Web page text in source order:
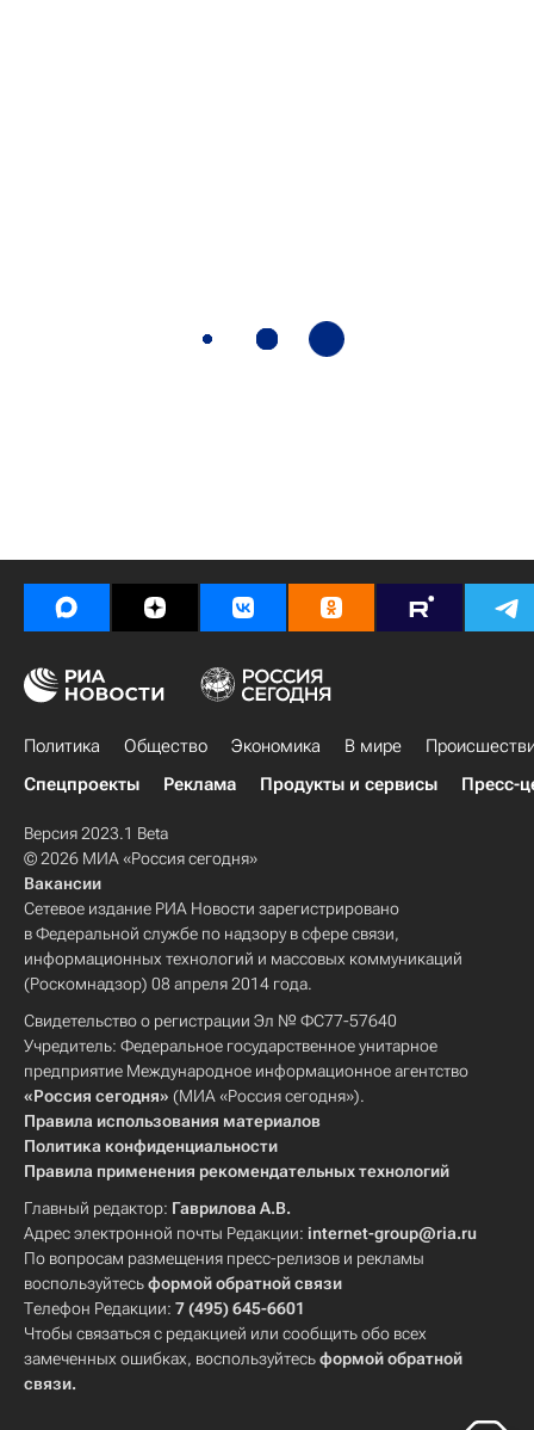
Политика Общество Экономика В мире
Спецпроекты
Реклама Продукты и сервисы Пресс-
Версия 2023.1 Beta
© 2026 МИА «Россия сегодня»
Вакансии
Сетевое издание РИА Новости зарегистрировано
в Федеральной службе по надзору в сфере связи,
информационных технологий и массовых коммуникаций
(Роскомнадзор) 08 апреля 2014 года.
Свидетельство о регистрации Эл № ФС77-57640
Учредитель: Федеральное государственное унитарное
предприятие Международное информационное агентство
«Россия сегодня» (МИА «Россия сегодня»).
Правила использования материалов
Политика конфиденциальности
Правила применения рекомендательных технологий
Главный редактор: Гаврилова А.В.
Адрес электронной почты Редакции: internet-group@ria.ru
По вопросам размещения пресс-релизов и рекламы
воспользуйтесьформой обратной связи
Телефон Редакции: 7 (495) 645-6601
Чтобы связаться с редакцией или сообщить обо всех
замеченных ошибках, воспользуйтесьформой обратной
связи.